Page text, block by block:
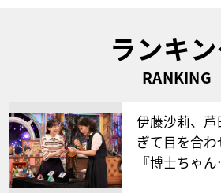
ランキ
RANKING
伊藤沙莉、
ぎて目を合
『博士ちゃ